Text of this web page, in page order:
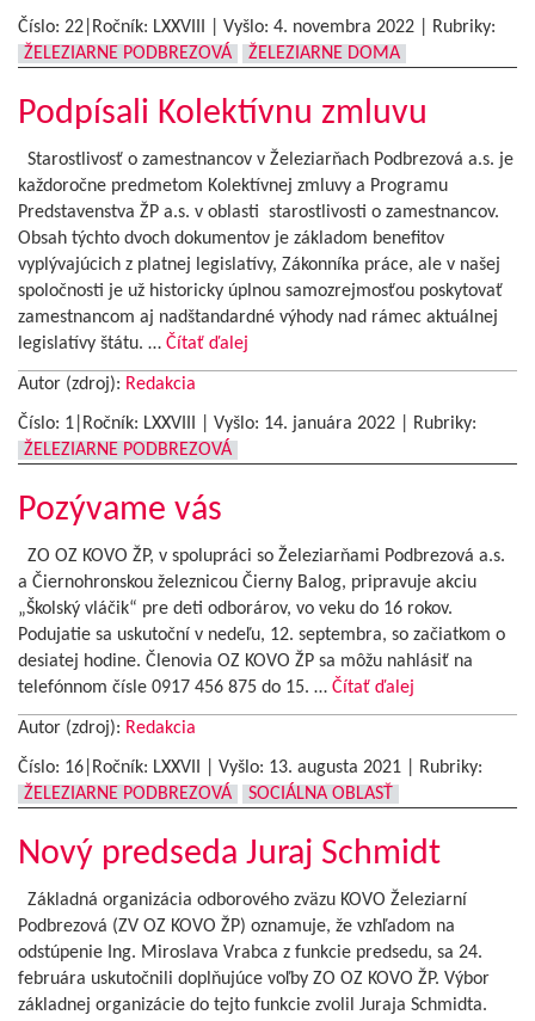
Číslo: 22|Ročník: LXXVIII | Vyšlo: 4. novembra 2022
Rubriky:
ŽELEZIARNE PODBREZOVÁ
ŽELEZIARNE DOMA
Podpísali Kolektívnu zmluvu
Starostlivosť o zamestnancov v Železiarňach Podbrezová a.s. je
každoročne predmetom Kolektívnej zmluvy a Programu
Predstavenstva ŽP a.s. v oblasti starostlivosti o zamestnancov.
Obsah týchto dvoch dokumentov je základom benefitov
vyplývajúcich z platnej legislatívy, Zákonníka práce, ale v našej
spoločnosti je už historicky úplnou samozrejmosťou poskytovať
zamestnancom aj nadštandardné výhody nad rámec aktuálnej
legislatívy štátu. … Čítať ďalej
Autor (zdroj): Redakcia
Číslo: 1|Ročník: LXXVIII | Vyšlo: 14. januára 2022
Rubriky:
ŽELEZIARNE PODBREZOVÁ
Pozývame vás
ZO OZ KOVO ŽP, v spolupráci so Železiarňami Podbrezová a.s.
a Čiernohronskou železnicou Čierny Balog, pripravuje akciu
„Školský vláčik“ pre deti odborárov, vo veku do 16 rokov.
Podujatie sa uskutoční v nedeľu, 12. septembra, so začiatkom o
desiatej hodine. Členovia OZ KOVO ŽP sa môžu nahlásiť na
telefónnom čísle 0917 456 875 do 15. … Čítať ďalej
Autor (zdroj): Redakcia
Číslo: 16|Ročník: LXXVII | Vyšlo: 13. augusta 2021
Rubriky:
ŽELEZIARNE PODBREZOVÁ
SOCIÁLNA OBLASŤ
Nový predseda Juraj Schmidt
Základná organizácia odborového zväzu KOVO Železiarní
Podbrezová (ZV OZ KOVO ŽP) oznamuje, že vzhľadom na
odstúpenie Ing. Miroslava Vrabca z funkcie predsedu, sa 24.
februára uskutočnili doplňujúce voľby ZO OZ KOVO ŽP. Výbor
základnej organizácie do tejto funkcie zvolil Juraja Schmidta.